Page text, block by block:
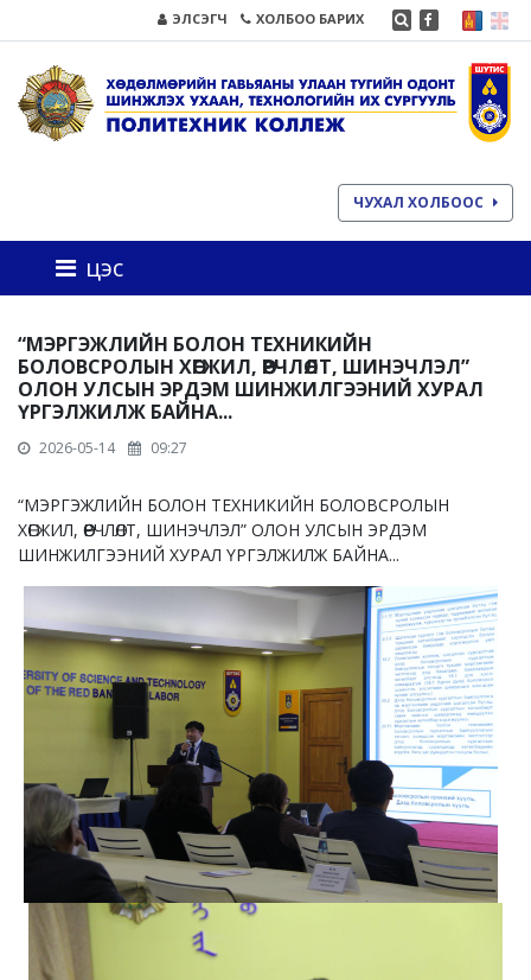
ЭЛСЭГЧ ХОЛБОО БАРИХ
ЧУХАЛ ХОЛБООС
цэс
“МЭРГЭЖЛИЙН БОЛОН ТЕХНИКИЙН
БОЛОВСРОЛЫН ХӨГЖИЛ, ӨӨРЧЛӨЛТ, ШИНЭЧЛЭЛ”
ОЛОН УЛСЫН ЭРДЭМ ШИНЖИЛГЭЭНИЙ ХУРАЛ
ҮРГЭЛЖИЛЖ БАЙНА...
2026-05-14 09:27
“МЭРГЭЖЛИЙН БОЛОН ТЕХНИКИЙН БОЛОВСРОЛЫН
ХӨГЖИЛ, ӨӨРЧЛӨЛТ, ШИНЭЧЛЭЛ” ОЛОН УЛСЫН ЭРДЭМ
ШИНЖИЛГЭЭНИЙ ХУРАЛ ҮРГЭЛЖИЛЖ БАЙНА...